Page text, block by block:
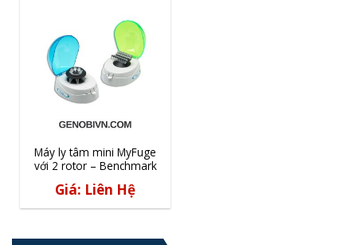
Máy ly tâm mini MyFuge
với 2 rotor – Benchmark
Giá: Liên Hệ